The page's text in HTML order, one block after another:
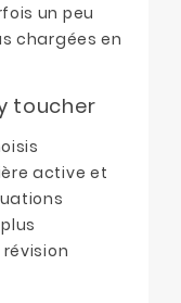
un peu
chargées en
toucher
active et